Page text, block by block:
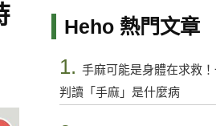
Heho 熱門文章
1. 手麻可能是身體在求救
判讀「手麻」是什麼病